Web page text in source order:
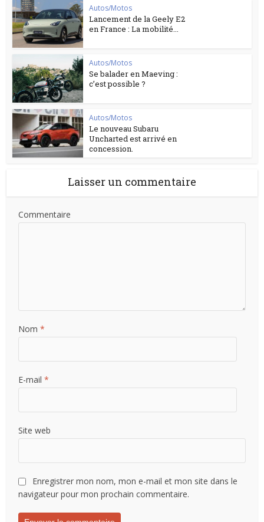
Autos/Motos
Lancement de la Geely E2
en France : La mobilité...
Autos/Motos
Se balader en Maeving :
c’est possible ?
Autos/Motos
Le nouveau Subaru
Uncharted est arrivé en
concession.
Laisser un commentaire
Commentaire
Nom*
E-mail*
Site web
Enregistrer mon nom, mon e-mail et mon site dans le
navigateur pour mon prochain commentaire.